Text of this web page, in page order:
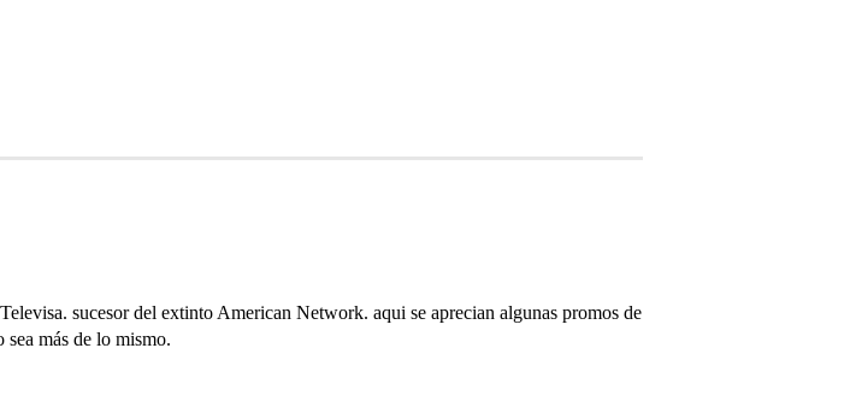
sucesor del extinto American Network. aqui se aprecian algunas promos de
sea más de lo mismo.